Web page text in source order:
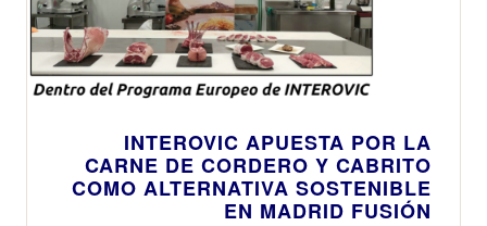
INTEROVIC APUESTA POR LA
CARNE DE CORDERO Y CABRITO
COMO ALTERNATIVA SOSTENIBLE
EN MADRID FUSIÓN